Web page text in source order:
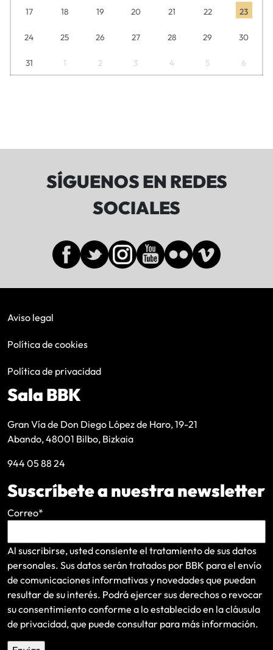
17 18 19 20 21 22 23
24 25 26 27 28 29 30
31 1 2 3 4 5 6
SÍGUENOS EN REDES
SOCIALES
Aviso legal
Política de cookies
Política de privacidad
Sala BBK
Gran Vía de Don Diego López de Haro, 19-21
Abando, 48001 Bilbo, Bizkaia
944 05 88 24
Suscríbete a nuestra newsletter
Correo*
Al suscribirse, usted consiente el tratamiento de sus datos
personales. Sus datos serán tratados por BBK para el envío
de comunicaciones informativas y novedades que puedan
resultar de su interés. Podrá ejercer sus derechos o revocar
su consentimiento conforme a lo establecido en lacláusula
de privacidad, que puede consultar para más información.